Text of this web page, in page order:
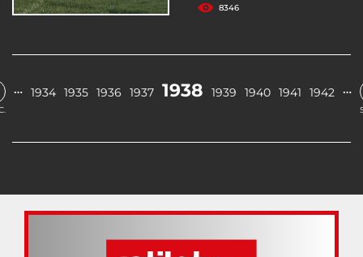
8346
… 1934 1935 1936 1937 1938 1939 1940 1941 1942 …